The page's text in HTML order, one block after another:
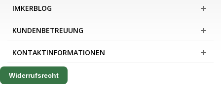
IMKERBLOG
KUNDENBETREUUNG
KONTAKTINFORMATIONEN
Widerrufsrecht